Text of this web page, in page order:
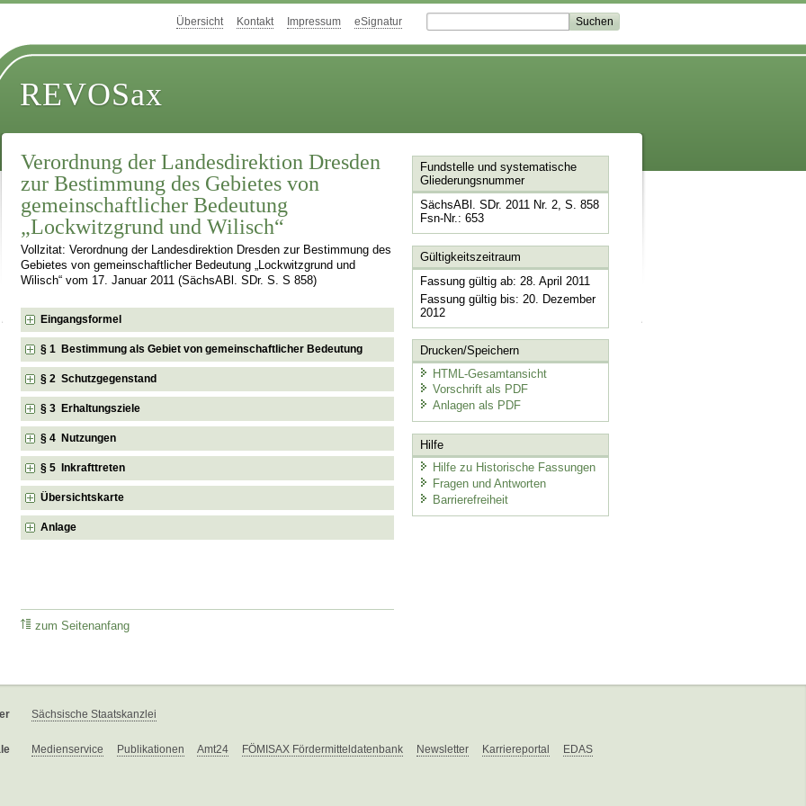
Übersicht Kontakt Impressum eSignatur
REVOSax
Verordnung der Landesdirektion Dresden
zur Bestimmung des Gebietes von
gemeinschaftlicher Bedeutung
„Lockwitzgrund und Wilisch“
Vollzitat: Verordnung der Landesdirektion Dresden zur Bestimmung des
Gebietes von gemeinschaftlicher Bedeutung „Lockwitzgrund und
Wilisch“ vom 17. Januar 2011 (SächsABl. SDr. S. S 858)
Eingangsformel
§ 1 Bestimmung als Gebiet von gemeinschaftlicher Bedeutung
§ 2 Schutzgegenstand
§ 3 Erhaltungsziele
§ 4 Nutzungen
§ 5 Inkrafttreten
Übersichtskarte
Anlage
zum Seitenanfang
Fundstelle und systematische
Gliederungsnummer
SächsABl. SDr. 2011 Nr. 2, S. 858
Fsn-Nr.: 653
Gültigkeitszeitraum
Fassung gültig ab: 28. April 2011
Fassung gültig bis: 20. Dezember
2012
Drucken/Speichern
HTML-Gesamtansicht
Vorschrift als PDF
Anlagen als PDF
Hilfe
Hilfe zu Historische Fassungen
Fragen und Antworten
Barrierefreiheit
Sächsische Staatskanzlei
Medienservice Publikationen Amt24 FÖMISAX Fördermitteldatenbank Newsletter Karriereportal EDAS